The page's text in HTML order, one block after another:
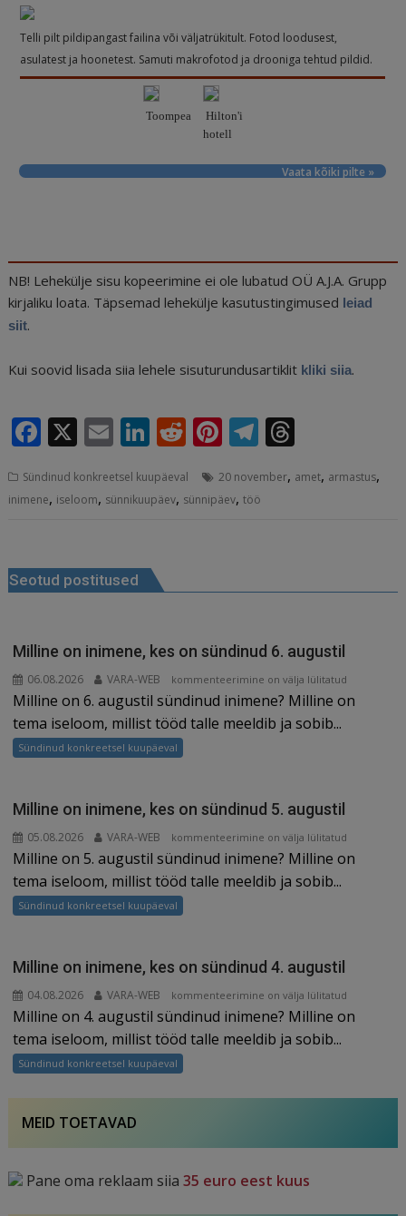
Telli pilt pildipangast failina või väljatrükitult. Fotod loodusest,
asulatest ja hoonetest. Samuti makrofotod ja drooniga tehtud pildid.
Toompea
Hilton'i
hotell
Vaata kõiki pilte »
NB! Lehekülje sisu kopeerimine ei ole lubatud OÜ A.J.A. Grupp
kirjaliku loata. Täpsemad lehekülje kasutustingimused leiad
siit.
Kui soovid lisada siia lehele sisuturundusartiklit kliki siia.
F
c
e
o
o
X E
ai
Li
k
e
n
R
d
di
Pi
te
T
e r
s
Sündinud konkreetsel kuupäeval 20 november, amet, armastus,
inimene, iseloom, sünnikuupäev, sünnipäev,töö
Seotud postitused
Milline on inimene, kes on sündinud 6. augustil
06.08.2026 VARA-WEB
Milline
on
inimene,
kes
on
augustil
kommenteerimine on välja lülitatud
Milline on 6. augustil sündinud inimene? Milline on
tema iseloom, millist tööd talle meeldib ja sobib...
Sündinud konkreetsel kuupäeval
Milline on inimene, kes on sündinud 5. augustil
05.08.2026 VARA-WEB
Milline
on
inimene,
kes
on
augustil
kommenteerimine on välja lülitatud
Milline on 5. augustil sündinud inimene? Milline on
tema iseloom, millist tööd talle meeldib ja sobib...
Sündinud konkreetsel kuupäeval
Milline on inimene, kes on sündinud 4. augustil
04.08.2026 VARA-WEB
Milline
on
inimene,
kes
on
kommenteerimine on välja lülitatud
Milline on 4. augustil sündinud inimene? Milline on
tema iseloom, millist tööd talle meeldib ja sobib...
Sündinud konkreetsel kuupäeval
MEID TOETAVAD
Pane oma reklaam siia35 euro eest kuus